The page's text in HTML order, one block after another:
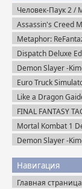
Человек-Паук 2 /
Man 2 на ПК / PC
Пиратка
Assassin's Creed
Memory v.1.1.1 +
Portable
Metaphor:
(2024) RePack
Dispatch Deluxe
+ DLC (2025)
Demon Slayer -
The Hinokami
Euro Truck
Все DLC (2012)
Like a Dragon
Who Erased His
Steam-Rip
FINAL FANTASY
Chronicles (2025)
Mortal Kombat 1
Все DLC (2023)
Demon Slayer -
Steam-Rip
Навигация
Главная страница